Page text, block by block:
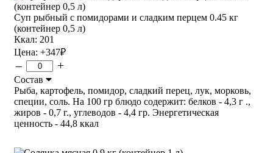
Суп рыбный с помидорами и сладким перцем 0.45 кг
(контейнер 0,5 л)
Ккал: 201
Цена: +347₽
– +
Состав
Рыба, картофель, помидор, сладкий перец, лук, морковь,
специи, соль. На 100 гр блюдо содержит: белков - 4,3 г .,
жиров - 0,7 г., углеводов - 4,4 гр. Энергетическая
ценность - 44,8 ккал